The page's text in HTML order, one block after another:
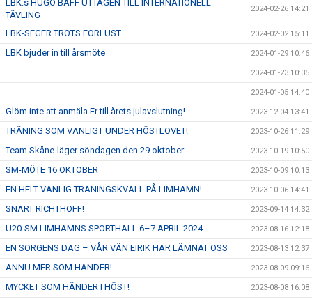
LBK:s HUGO BAFF UTTAGEN TILL INTERNATIONELL
TÄVLING
2024-02-26 14:21
LBK-SEGER TROTS FÖRLUST 2024-02-02 15:11
LBK bjuder in till årsmöte 2024-01-29 10:46
2024-01-23 10:35
2024-01-05 14:40
Glöm inte att anmäla Er till årets julavslutning! 2023-12-04 13:41
TRÄNING SOM VANLIGT UNDER HÖSTLOVET! 2023-10-26 11:29
Team Skåne-läger söndagen den 29 oktober 2023-10-19 10:50
SM-MÖTE 16 OKTOBER 2023-10-09 10:13
EN HELT VANLIG TRÄNINGSKVÄLL PÅ LIMHAMN! 2023-10-06 14:41
SNART RICHTHOFF! 2023-09-14 14:32
U20-SM LIMHAMNS SPORTHALL 6–7 APRIL 2024 2023-08-16 12:18
EN SORGENS DAG – VÅR VÄN EIRIK HAR LÄMNAT OSS 2023-08-13 12:37
ÄNNU MER SOM HÄNDER! 2023-08-09 09:16
MYCKET SOM HÄNDER I HÖST! 2023-08-08 16:08